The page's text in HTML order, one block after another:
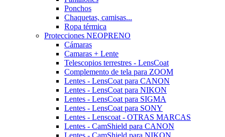
Ponchos
Chaquetas, camisas...
Ropa térmica
Protecciones NEOPRENO
Cámaras
Camaras + Lente
Telescopios terrestres - LensCoat
Complemento de tela para ZOOM
Lentes - LensCoat para CANON
Lentes - LensCoat para NIKON
Lentes - LensCoat para SIGMA
Lentes - LensCoat para SONY
Lentes - Lenscoat - OTRAS MARCAS
Lentes - CamShield para CANON
Lentes - CamShield para NIKON